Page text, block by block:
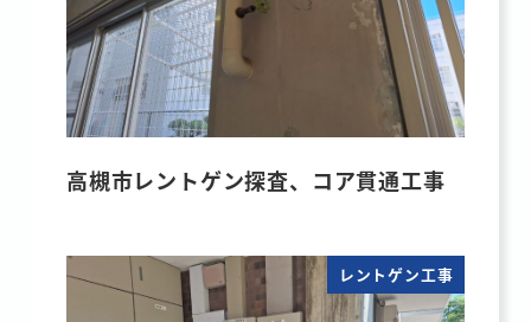
高槻市レントゲン探査、コア貫通工事
レントゲン工事